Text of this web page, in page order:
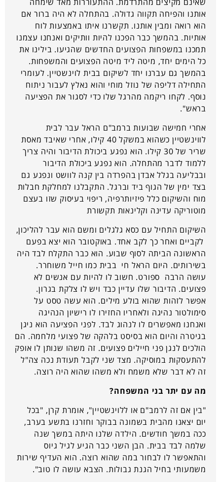
אותנו והפיחה תקווה גדולה. בהתחלה לא היה ברור אם
הוא רואה ומבין אותנו. תקשרנו איתו באמצעות לוח
אותיות. בהמשך כבר הפכנו להיות וותיקים ואנחנו עצמנו
תמכנו במשפחות הפצועים החדשים שהגיעו. בילינו את
כל הימים יחד, מיטה ליד מיטה הפצועים והמשפחות.
בהמשך גם עברנו יחד לשיקום בבית לוינשטיין. לעומרי
התחילה דליפה של נוזל מוחי והוא נאלץ לעבור ניתוח
נוסף. לקחו ריקמה מהרגל שלו כדי לסגור את הפציעה
בראש".
אחרי חמישה שבועות ברמב"ם הראל עבר לבית
לווינשטיין כשהוא במשקל 40 קילו, אחרי שאיבד מאסת
שריר של 30 קילו. הוא נפגע ביכולת הדיבור והיה צריך
ללמוד לדבר מהתחלה. הוא נפגע ביכולת הדיבור
ובבליעה בגלל אבדן בהפרדה בין קנה לוושט ונפגע גם
בצד ימין של הגוף ביד וברגל. התקבלנו למחלקת חבלות
מוח והשיקום כלל פיזיותרפיה, ריפוי בעיסוק שזו בעצם
מוטוריקה עדינה וקלינאות תקשורת
השיקום התחיל עם כסא גלגלים ומשם הוא עבר להליכון,
לקביים ואחר כך לקב אחד. באוקטובר הוא יצא בפעם
הראשונה הביתה לסוף שבוע. הוא כבר התקלח לבד היה
בשירותים. היום הראל חי בבית כמו חייל משוחרר.
עושה הרבה ספורט. חשוב לו להיות עם אנשים לא
פצועים. הדיבור שלו עדיין כבד ויש לו צלקת בגרון.
אפשר לזהות שהוא בולע מילים. הוא עשה טסט על
סימולטור נהיגה ולאחריו החזירו לו רישיון הנהיגה
ואנחנו מאפשרים לו לנהוג לבד. לפני הפציעה הוא ניגן
בגיטרה והיום הוא בסיסט בלהקה של פצועי מלחמה. הם
הולכים לנגן פני חיילים פצועים. זה משהו שנותן לו אופק
להתעסקות במוסיקה. מצד שני לקבל תעודת נכה צה"ל
זה לא דבר שלא משמח ולא משהו שהוא היה רוצה.
מה עם יתר בני המשפחה?
"בין אם זה לרמב"ם או ללוינשטיין", אומרת קרן, "בכל
יום יצאנו מהבית בשמונה בבוקר וחזרנו בתשע בערב,
ככה במשך חודשים. הילדה שלנו היתה במשך שנה
שלמה לבד בבית. הבן השני כבר הגיע לגיל גיוס
והתאפשר לו לבחור במה שהוא רוצה. הוא העדיף שירות
משמעותי בחיל הגנת גבולות. הצבא עושה לו טוב".